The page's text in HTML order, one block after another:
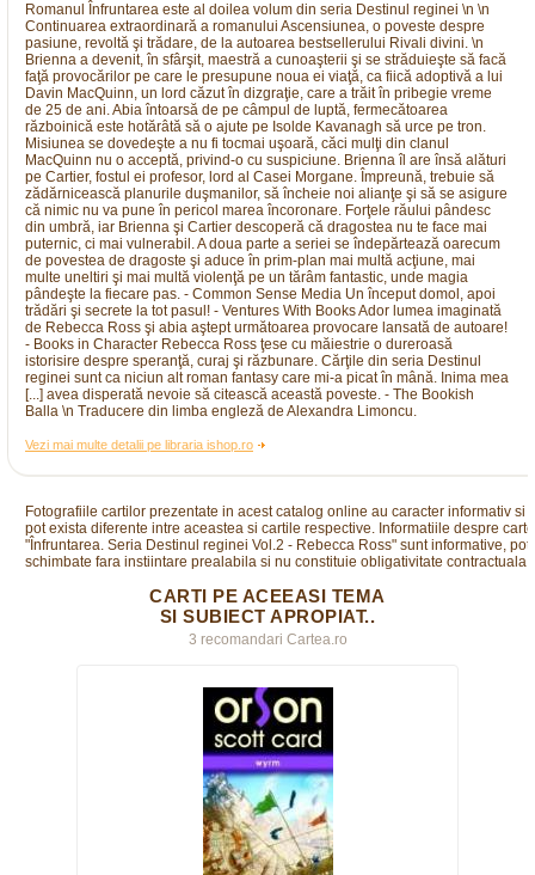
Romanul Înfruntarea este al doilea volum din seria Destinul reginei \n \n
Continuarea extraordinară a romanului Ascensiunea, o poveste despre
pasiune, revoltă şi trădare, de la autoarea bestsellerului Rivali divini. \n
Brienna a devenit, în sfârşit, maestră a cunoaşterii şi se străduieşte să facă
faţă provocărilor pe care le presupune noua ei viaţă, ca fiică adoptivă a lui
Davin MacQuinn, un lord căzut în dizgraţie, care a trăit în pribegie vreme
de 25 de ani. Abia întoarsă de pe câmpul de luptă, fermecătoarea
războinică este hotărâtă să o ajute pe Isolde Kavanagh să urce pe tron.
Misiunea se dovedeşte a nu fi tocmai uşoară, căci mulţi din clanul
MacQuinn nu o acceptă, privind-o cu suspiciune. Brienna îl are însă alături
pe Cartier, fostul ei profesor, lord al Casei Morgane. Împreună, trebuie să
zădărnicească planurile duşmanilor, să încheie noi alianţe şi să se asigure
că nimic nu va pune în pericol marea încoronare. Forţele răului pândesc
din umbră, iar Brienna şi Cartier descoperă că dragostea nu te face mai
puternic, ci mai vulnerabil. A doua parte a seriei se îndepărtează oarecum
de povestea de dragoste şi aduce în prim-plan mai multă acţiune, mai
multe uneltiri şi mai multă violenţă pe un tărâm fantastic, unde magia
pândeşte la fiecare pas. - Common Sense Media Un început domol, apoi
trădări şi secrete la tot pasul! - Ventures With Books Ador lumea imaginată
de Rebecca Ross şi abia aştept următoarea provocare lansată de autoare!
- Books in Character Rebecca Ross ţese cu măiestrie o dureroasă
istorisire despre speranţă, curaj şi răzbunare. Cărţile din seria Destinul
reginei sunt ca niciun alt roman fantasy care mi-a picat în mână. Inima mea
[...] avea disperată nevoie să citească această poveste. - The Bookish
Balla \n Traducere din limba engleză de Alexandra Limoncu.
Vezi mai multe detalii pe libraria ishop.ro
Fotografiile cartilor prezentate in acest catalog online au caracter informativ si
pot exista diferente intre aceastea si cartile respective. Informatiile despre
"Înfruntarea. Seria Destinul reginei Vol.2 - Rebecca Ross" sunt informative, pot
schimbate fara instiintare prealabila si nu constituie obligativitate contractuala.
CARTI PE ACEEASI TEMA
SI SUBIECT APROPIAT..
3 recomandari Cartea.ro